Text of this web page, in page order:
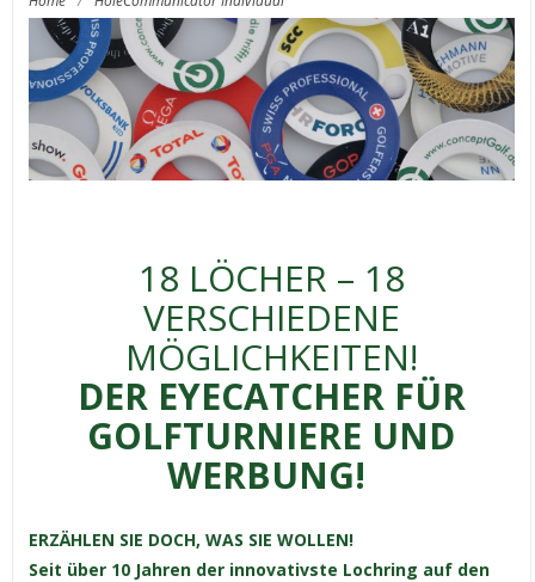
18 LÖCHER – 18
VERSCHIEDENE
MÖGLICHKEITEN!
DER EYECATCHER FÜR
GOLFTURNIERE UND
WERBUNG!
ERZÄHLEN SIE DOCH, WAS SIE WOLLEN!
Seit über 10 Jahren der innovativste Lochring auf den